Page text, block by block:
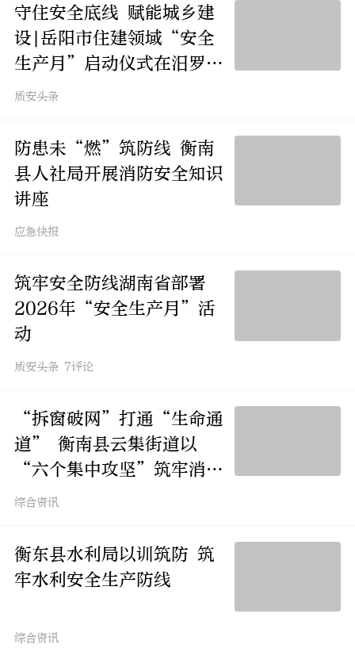
守住安全底线 赋能城乡建
设|岳阳市住建领域“安全
生产月”启动仪式在汨罗举
行
质安头条
防患未“燃”筑防线 衡南
县人社局开展消防安全知识
讲座
应急快报
筑牢安全防线湖南省部署
2026年“安全生产月”活
动
质安头条 7评论
“拆窗破网”打通“生命通
道” 衡南县云集街道以
“六个集中攻坚”筑牢消防
安全防线
综合资讯
衡东县水利局以训筑防 筑
牢水利安全生产防线
综合资讯